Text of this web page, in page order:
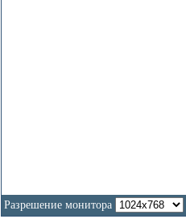
Разрешение монитора